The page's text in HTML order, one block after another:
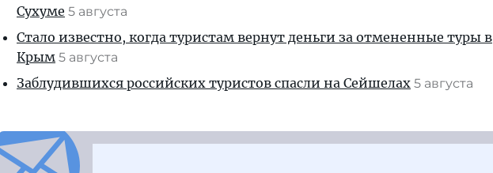
Сухуме 5 августа
Стало известно, когда туристам вернут деньги за отмененные туры в
Крым 5 августа
Заблудившихся российских туристов спасли на Сейшелах 5 августа